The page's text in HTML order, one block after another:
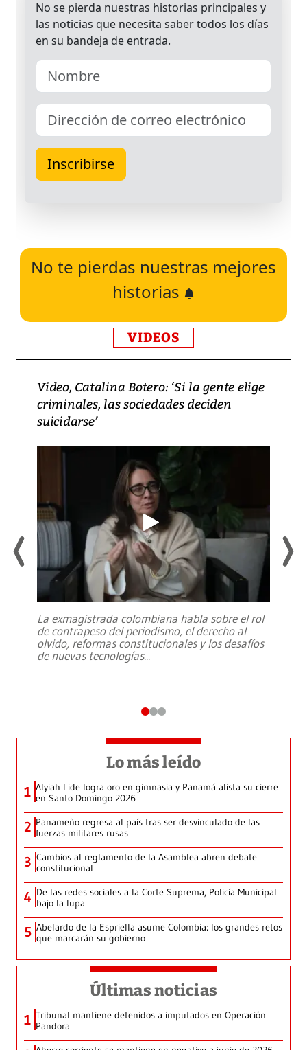
No te pierdas nuestras mejores
historias
VIDEOS
Video, Catalina Botero: ‘Si la gente elige
criminales, las sociedades deciden
suicidarse’
La exmagistrada colombiana habla sobre el rol
de contrapeso del periodismo, el derecho al
olvido, reformas constitucionales y los desafíos
de nuevas tecnologías...
Lo más leído
1 Alyiah Lide logra oro en gimnasia y Panamá alista su cierre
en Santo Domingo 2026
2 Panameño regresa al país tras ser desvinculado de las
fuerzas militares rusas
3 Cambios al reglamento de la Asamblea abren debate
constitucional
4 De las redes sociales a la Corte Suprema, Policía Municipal
bajo la lupa
5 Abelardo de la Espriella asume Colombia: los grandes retos
que marcarán su gobierno
Últimas noticias
1 Tribunal mantiene detenidos a imputados en Operación
Pandora